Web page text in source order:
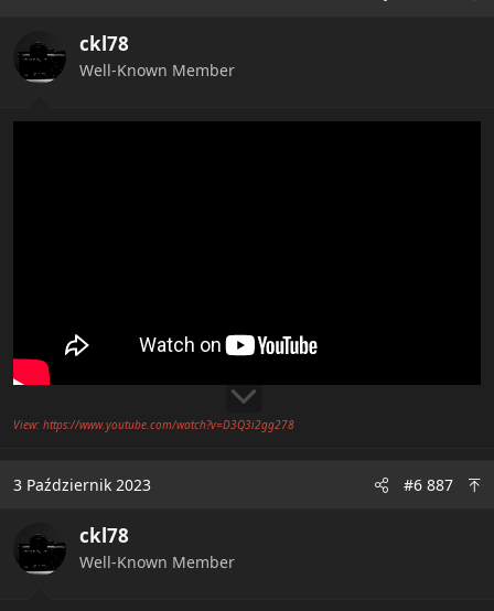
ckl78
Well-Known Member
View: https://www.youtube.com/watch?v=D3Q3i2gg278
3 Październik 2023 #6 887
ckl78
Well-Known Member